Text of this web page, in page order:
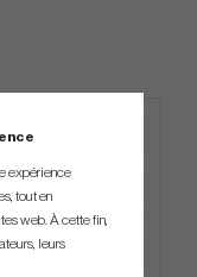
expérience
tout en
web. À cette fin,
leurs